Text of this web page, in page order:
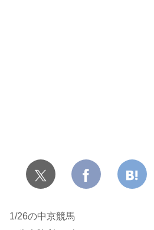
1/26の中京競馬